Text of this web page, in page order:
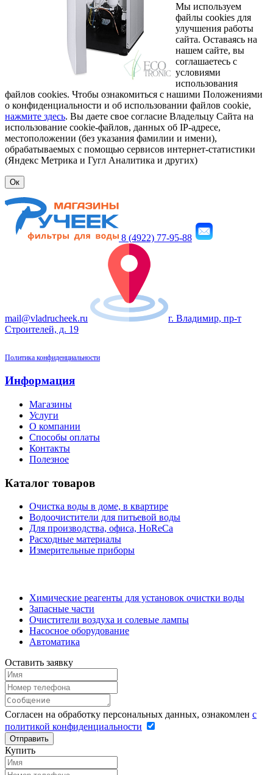
Мы используем
файлы cookies для
улучшения работы
сайта. Оставаясь на
нашем сайте, вы
соглашаетесь с
условиями
использования
файлов cookies. Чтобы ознакомиться с нашими Положениями
о конфиденциальности и об использовании файлов cookie,
нажмите здесь. Вы даете свое согласие Владельцу Сайта на
использование cookie-файлов, данных об IP-адресе,
местоположении (без указания фамилии и имени),
обрабатываемых с помощью сервисов интернет-статистики
(Яндекс Метрика и Гугл Аналитика и других)
Ок
8 (4922) 77-95-88
mail@vladrucheek.ru
г. Владимир, пр-т
Строителей, д. 19
Политика конфиденциальности
Информация
Магазины
Услуги
О компании
Способы оплаты
Контакты
Полезное
Каталог товаров
Очистка воды в доме, в квартире
Водоочистители для питьевой воды
Для производства, офиса, HoReCa
Расходные материалы
Измерительные приборы
Химические реагенты для установок очистки воды
Запасные части
Очистители воздуха и солевые лампы
Насосное оборудование
Автоматика
Оставить заявку
Согласен на обработку персональных данных, ознакомлен с
политикой конфиденциальности
Отправить
Купить